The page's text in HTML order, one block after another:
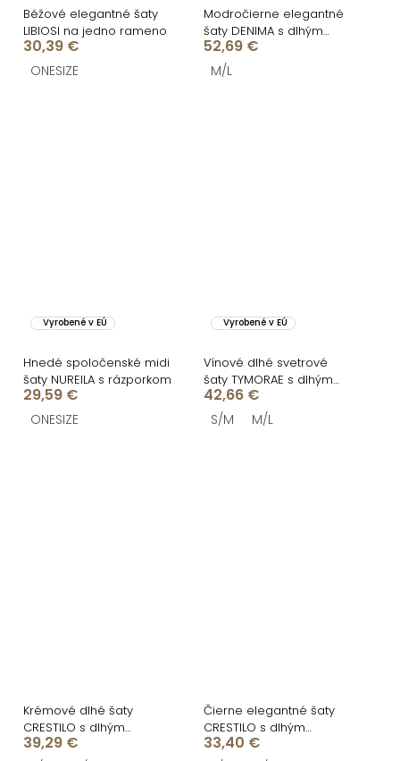
Béžové elegantné šaty
LIBIOSI na jedno rameno
30,39 €
ONESIZE
Modročierne elegantné
šaty DENIMA s dlhým
rukávom
52,69 €
M/L
Vyrobené v EÚ
Hnedé spoločenské midi
šaty NUREILA s rázporkom
29,59 €
ONESIZE
Vyrobené v EÚ
Vínové dlhé svetrové
šaty TYMORAE s dlhým
rukávom
42,66 €
S/M M/L
Krémové dlhé šaty
CRESTILO s dlhým
rukávom
39,29 €
Čierne elegantné šaty
CRESTILO s dlhým
rukávom
33,40 €